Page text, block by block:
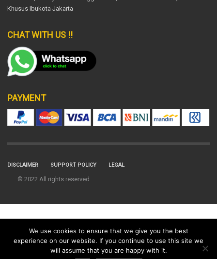
Khusus Ibukota Jakarta
CHAT WITH US !!
PAYMENT
DISCLAIMER SUPPORT POLICY LEGAL
© 2022 All rights reserved.
We use cookies to ensure that we give you the best
experience on our website. If you continue to use this site we
will assume that you are happy with it.